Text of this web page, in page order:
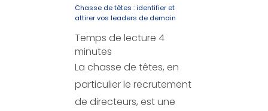
Chasse de têtes : identifier et
attirer vos leaders de demain
Temps de lecture 4
minutes
La chasse de têtes, en
particulier le recrutement
de directeurs, est une